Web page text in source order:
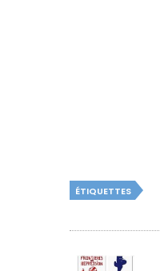
ÉTIQUETTES